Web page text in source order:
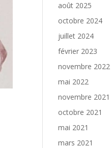
août 2025
octobre 2024
juillet 2024
février 2023
novembre 2022
mai 2022
novembre 2021
octobre 2021
mai 2021
mars 2021